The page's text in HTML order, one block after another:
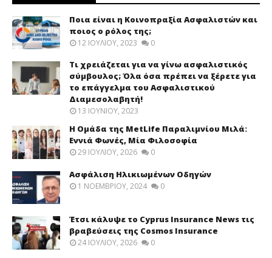
Ποια είναι η Κοινοπραξία Ασφαλιστών και
ποιος ο ρόλος της;
12 ΙΟΥΛΊΟΥ, 2023 0
Τι χρειάζεται για να γίνω ασφαλιστικός
σύμβουλος; Όλα όσα πρέπει να ξέρετε για
το επάγγελμα του Ασφαλιστικού
Διαμεσολαβητή!
13 ΙΟΥΝΊΟΥ, 2023
Η Ομάδα της MetLife Παραλιμνίου Μιλά:
Εννιά Φωνές, Μία Φιλοσοφία
29 ΙΟΥΛΊΟΥ, 2026 0
Ασφάλιση Ηλικιωμένων Οδηγών
1 ΝΟΕΜΒΡΊΟΥ, 2024 0
Έτσι κάλυψε το Cyprus Insurance News τις
βραβεύσεις της Cosmos Insurance
24 ΙΟΥΛΊΟΥ, 2026 0